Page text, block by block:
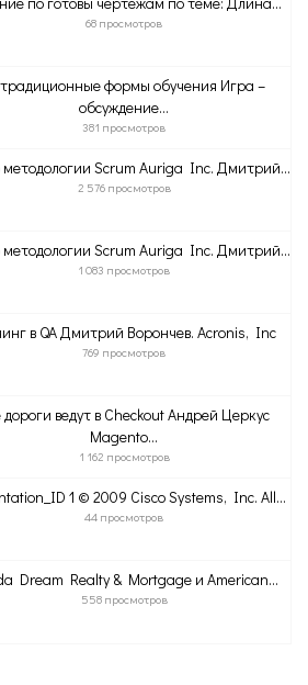
68 просмотров
формы обучения Игра –
обсуждение...
381 просмотров
методологии Scrum Auriga Inc. Дмитрий...
2 576 просмотров
методологии Scrum Auriga Inc. Дмитрий...
1 083 просмотров
в QA Дмитрий Ворончев. Acronis, Inc
769 просмотров
дороги ведут в Checkout Андрей Церкус
Magento...
1 162 просмотров
1 © 2009 Cisco Systems, Inc. All...
44 просмотров
Dream Realty & Mortgage и American...
558 просмотров